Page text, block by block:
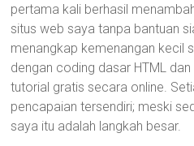
pertama kali berhasil
situs web saya tanpa bantuan
menangkap kemenangan kecil
dengan coding dasar HTML
tutorial gratis secara online.
pencapaian tersendiri; meski
saya itu adalah langkah besar.